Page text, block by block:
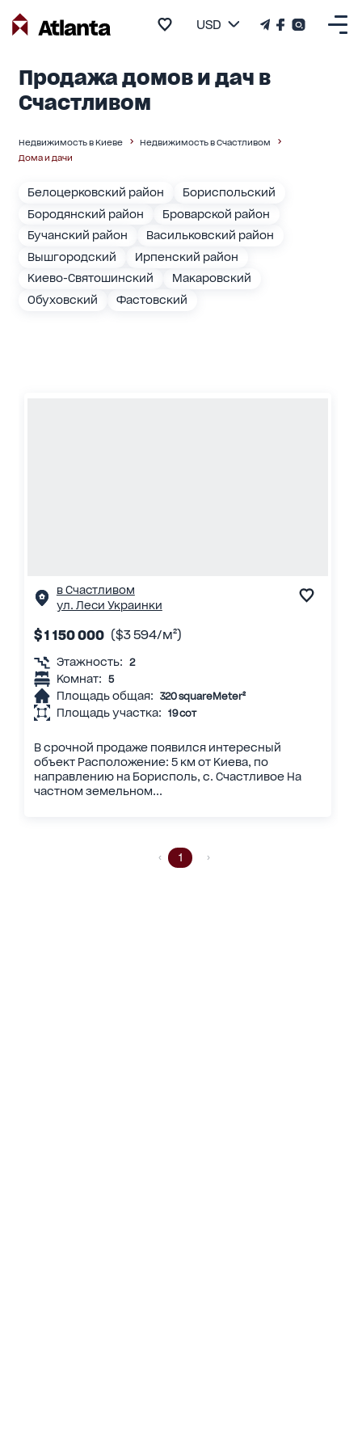
USD
Продажа домов и дач в
Счастливом
Недвижимость в Киеве
Недвижимость в Счастливом
Дома и дачи
Белоцерковский район
Бориспольский
Бородянский район
Броварской район
Бучанский район
Васильковский район
Вышгородский
Ирпенский район
Киево-Святошинский
Макаровский
Обуховский
Фастовский
в Счастливом
ул. Леси Украинки
$ 1 150 000 ($3 594/м²)
Этажность: 2
Комнат: 5
Площадь общая: 320 squareMeter²
Площадь участка: 19 сот
В срочной продаже появился интересный
объект Расположение: 5 км от Киева, по
направлению на Борисполь, с. Счастливое На
частном земельном...
1